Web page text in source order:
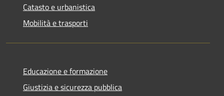
Catasto e urbanistica
Mobilità e trasporti
Educazione e formazione
Giustizia e sicurezza pubblica